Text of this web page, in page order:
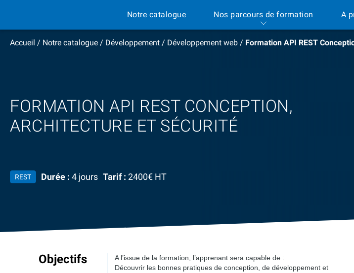
Notre catalogue Nos parcours de formation A
Accueil / Notre catalogue / Développement / Développement web / Formation API REST
FORMATION API REST CONCEPTION,
ARCHITECTURE ET SÉCURITÉ
REST Durée : 4 jours Tarif : 2400€ HT
Objectifs
A l’issue de la formation, l’apprenant sera capable de :
Découvrir les bonnes pratiques de conception, de développement et